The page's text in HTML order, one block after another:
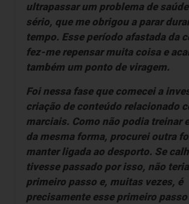
ultrapassar um problema de
sério, que me obrigou a parar
tempo. Esse período afastada da
fez-me repensar muita coisa e
também um ponto de viragem.
Foi nessa fase que comecei a
criação de conteúdo relacionado
marciais. Como não podia treinar
da mesma forma, procurei outra
manter ligada ao desporto. Se
tivesse passado por isso, não
primeiro passo e, muitas vezes, é
precisamente esse primeiro